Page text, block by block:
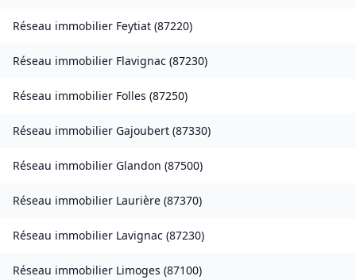
Réseau immobilier Feytiat (87220)
Réseau immobilier Flavignac (87230)
Réseau immobilier Folles (87250)
Réseau immobilier Gajoubert (87330)
Réseau immobilier Glandon (87500)
Réseau immobilier Laurière (87370)
Réseau immobilier Lavignac (87230)
Réseau immobilier Limoges (87100)